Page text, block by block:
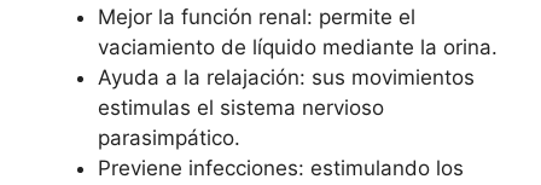
Mejor la función renal: permite el
vaciamiento de líquido mediante la orina.
Ayuda a la relajación: sus movimientos
estimulas el sistema nervioso
parasimpático.
Previene infecciones: estimulando los